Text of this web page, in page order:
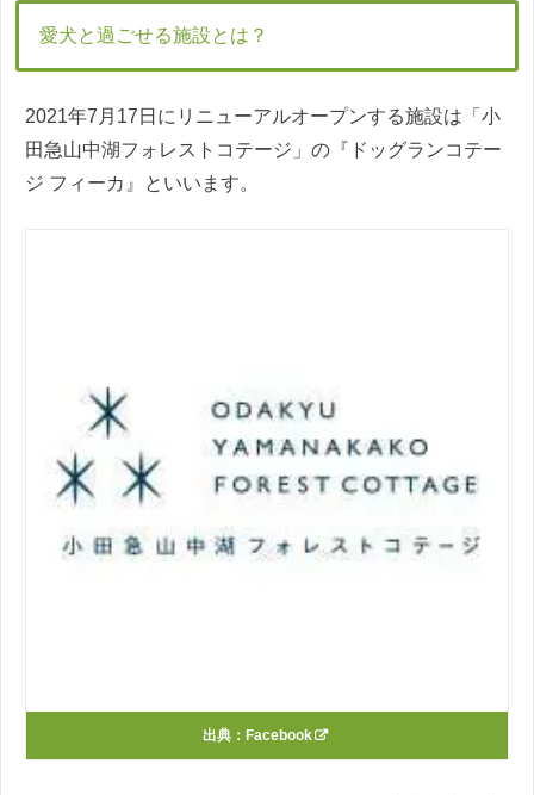
愛犬と過ごせる施設とは？
2021年7月17日にリニューアルオープンする施設は「小
田急山中湖フォレストコテージ」の『ドッグランコテー
ジ フィーカ』といいます。
出典： Facebook